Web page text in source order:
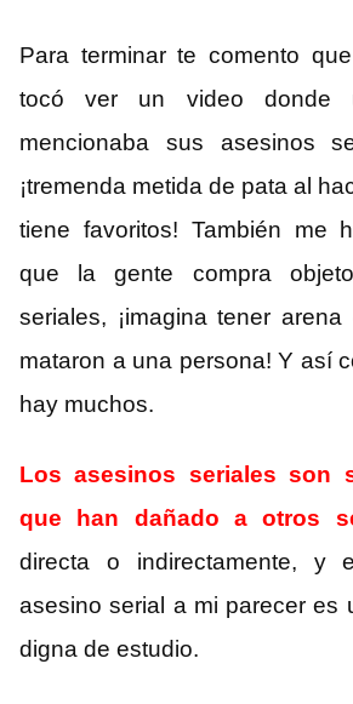
Para terminar te comento
tocó ver un video donde
mencionaba sus asesinos
¡tremenda metida de pata al
tiene favoritos! También me
que la gente compra
seriales, ¡imagina tener
mataron a una persona! Y así
hay muchos.
Los asesinos seriales son
que han dañado a otros
directa o indirectamente, y
asesino serial a mi parecer es
digna de estudio.